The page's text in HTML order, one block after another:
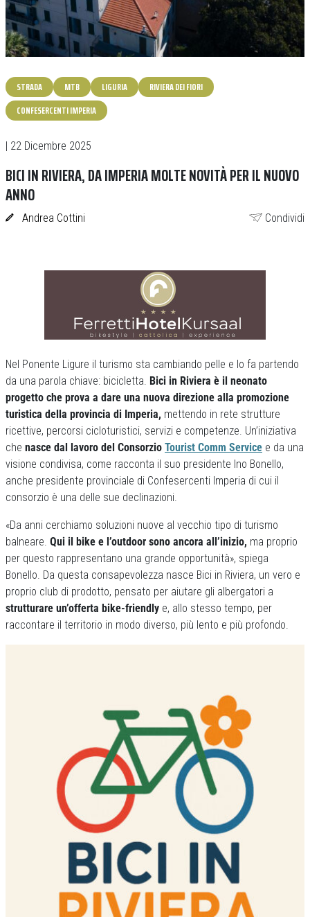
STRADA MTB LIGURIA
RIVIERA DEI FIORI
CONFESERCENTI IMPERIA
| 22 Dicembre 2025
BICI IN RIVIERA, DA IMPERIA MOLTE NOVITÀ PER IL NUOVO
ANNO
Andrea Cottini Condividi
Nel Ponente Ligure il turismo sta cambiando pelle e lo fa partendo
da una parola chiave: bicicletta. Bici in Riviera è il neonato
progetto che prova a dare una nuova direzione alla promozione
turistica della provincia di Imperia, mettendo in rete strutture
ricettive, percorsi cicloturistici, servizi e competenze. Un’iniziativa
che nasce dal lavoro del Consorzio Tourist Comm Service e da una
visione condivisa, come racconta il suo presidente Ino Bonello,
anche presidente provinciale di Confesercenti Imperia di cui il
consorzio è una delle sue declinazioni.
«Da anni cerchiamo soluzioni nuove al vecchio tipo di turismo
balneare. Qui il bike e l’outdoor sono ancora all’inizio, ma proprio
per questo rappresentano una grande opportunità», spiega
Bonello. Da questa consapevolezza nasce Bici in Riviera, un vero e
proprio club di prodotto, pensato per aiutare gli albergatori a
strutturare un’offerta bike-friendly e, allo stesso tempo, per
raccontare il territorio in modo diverso, più lento e più profondo.